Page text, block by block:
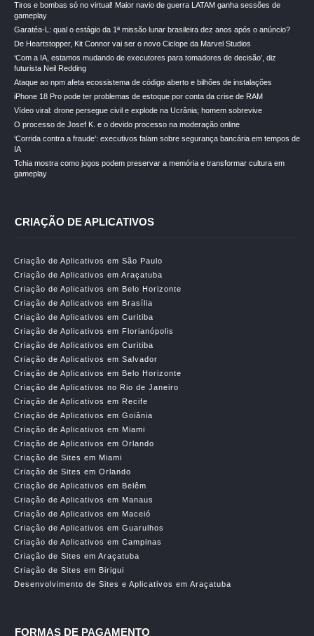
Tiros e bombas só no virtual! Maior navio de guerra LATAM ganha sessões de
gameplay
Garatéa-L: qual o estágio da 1ª missão lunar brasileira dez anos após o anúncio?
De Heartstopper, Kit Connor vai ser o novo Ciclope da Marvel Studios
‘Com a IA, estamos mudando de executores para tomadores de decisão’, diz
futurista Neil Redding
Ataque ao npm afeta ecossistema de código aberto e bilhões de instalações
iPhone 18 Pro pode ter problemas de estoque por conta da crise de RAM
Vídeo viral: drone persegue civil e explode na Ucrânia; homem sobrevive
O processo de Josef K. e o devido processo na moderação online
‘Corrida contra a fraude’: executivos falam sobre segurança bancária em tempos de
IA
Tchia mostra como jogos podem preservar a memória e transformar cultura em
gameplay
CRIAÇÃO DE APLICATIVOS
Criação de Aplicativos em São Paulo
Criação de Aplicativos em Araçatuba
Criação de Aplicativos em Belo Horizonte
Criação de Aplicativos em Brasília
Criação de Aplicativos em Curitiba
Criação de Aplicativos em Florianópolis
Criação de Aplicativos em Curitiba
Criação de Aplicativos em Salvador
Criação de Aplicativos em Belo Horizonte
Criação de Aplicativos no Rio de Janeiro
Criação de Aplicativos em Recife
Criação de Aplicativos em Goiânia
Criação de Aplicativos em Miami
Criação de Aplicativos em Orlando
Criação de Sites em Miami
Criação de Sites em Orlando
Criação de Aplicativos em Belêm
Criação de Aplicativos em Manaus
Criação de Aplicativos em Maceió
Criação de Aplicativos em Guarulhos
Criação de Aplicativos em Campinas
Criação de Sites em Araçatuba
Criação de Sites em Birigui
Desenvolvimento de Sites e Aplicativos em Araçatuba
FORMAS DE PAGAMENTO